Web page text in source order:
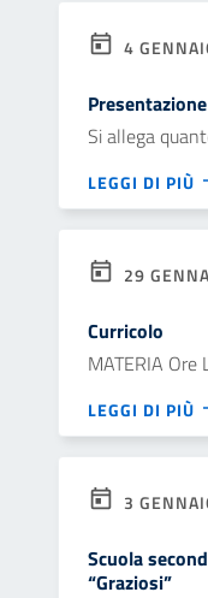
4
Si allega
LEGGI DI PIÙ
29
Curricolo
MATERIA
LEGGI DI PIÙ
3
Scuola
“Graziosi”